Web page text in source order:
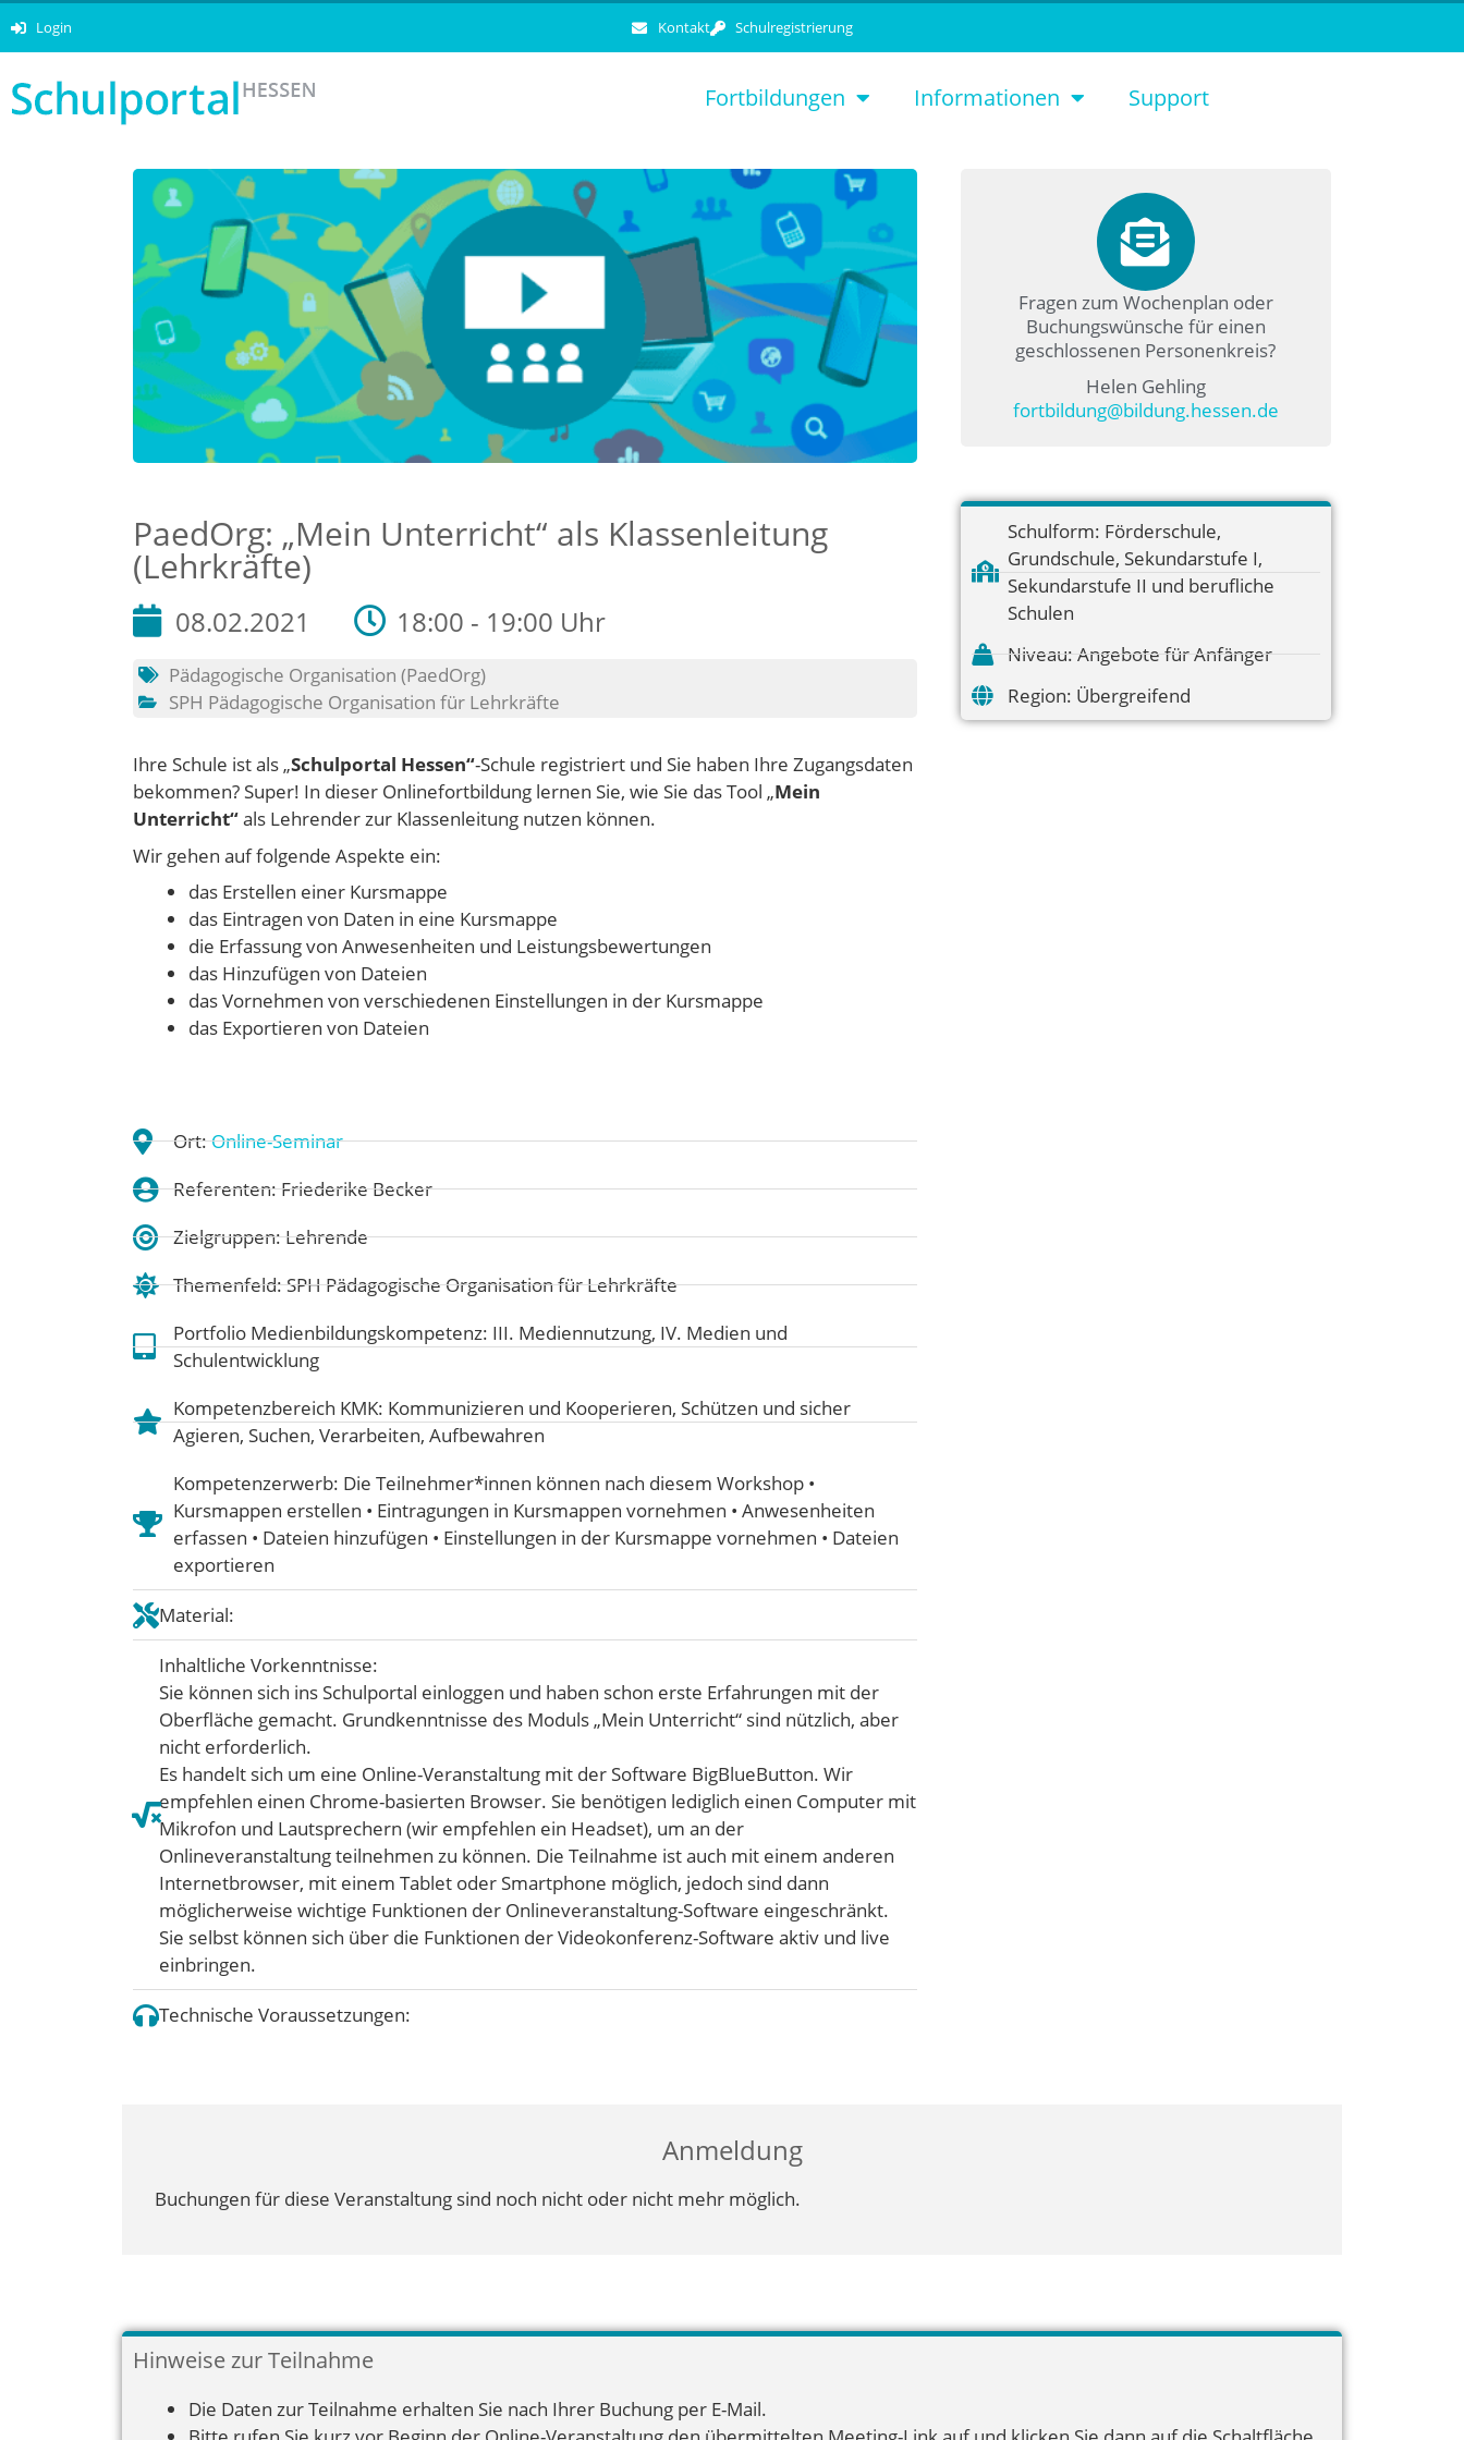
Login Kontakt Schulregistrierung
Fortbildungen Informationen Support
PaedOrg: „Mein Unterricht“ als Klassenleitung
(Lehrkräfte)
08.02.2021 18:00 - 19:00 Uhr
Pädagogische Organisation (PaedOrg)
SPH Pädagogische Organisation für Lehrkräfte
Ihre Schule ist als „Schulportal Hessen“-Schule registriert und Sie haben Ihre Zugangsdaten
bekommen? Super! In dieser Onlinefortbildung lernen Sie, wie Sie das Tool „Mein
Unterricht“als Lehrender zur Klassenleitung nutzen können.
Wir gehen auf folgende Aspekte ein:
das Erstellen einer Kursmappe
das Eintragen von Daten in eine Kursmappe
die Erfassung von Anwesenheiten und Leistungsbewertungen
das Hinzufügen von Dateien
das Vornehmen von verschiedenen Einstellungen in der Kursmappe
das Exportieren von Dateien
Ort:Online-Seminar
Referenten: Friederike Becker
Zielgruppen: Lehrende
Themenfeld:SPH Pädagogische Organisation für Lehrkräfte
Portfolio Medienbildungskompetenz: III. Mediennutzung, IV. Medien und
Schulentwicklung
Kompetenzbereich KMK: Kommunizieren und Kooperieren, Schützen und sicher
Agieren, Suchen, Verarbeiten, Aufbewahren
Kompetenzerwerb: Die Teilnehmer*innen können nach diesem Workshop •
Kursmappen erstellen • Eintragungen in Kursmappen vornehmen • Anwesenheiten
erfassen • Dateien hinzufügen • Einstellungen in der Kursmappe vornehmen • Dateien
exportieren
Material:
Inhaltliche Vorkenntnisse:
Sie können sich ins Schulportal einloggen und haben schon erste Erfahrungen mit der
Oberfläche gemacht. Grundkenntnisse des Moduls „Mein Unterricht“ sind nützlich, aber
nicht erforderlich.
Es handelt sich um eine Online-Veranstaltung mit der Software BigBlueButton. Wir
empfehlen einen Chrome-basierten Browser. Sie benötigen lediglich einen Computer mit
Mikrofon und Lautsprechern (wir empfehlen ein Headset), um an der
Onlineveranstaltung teilnehmen zu können. Die Teilnahme ist auch mit einem anderen
Internetbrowser, mit einem Tablet oder Smartphone möglich, jedoch sind dann
möglicherweise wichtige Funktionen der Onlineveranstaltung-Software eingeschränkt.
Sie selbst können sich über die Funktionen der Videokonferenz-Software aktiv und live
einbringen.
Technische Voraussetzungen:
Fragen zum Wochenplan oder
Buchungswünsche für einen
geschlossenen Personenkreis?
Helen Gehling
fortbildung@bildung.hessen.de
Schulform: Förderschule,
Grundschule, Sekundarstufe I,
Sekundarstufe II und berufliche
Schulen
Niveau: Angebote für Anfänger
Region: Übergreifend
Anmeldung
Buchungen für diese Veranstaltung sind noch nicht oder nicht mehr möglich.
Hinweise zur Teilnahme
Die Daten zur Teilnahme erhalten Sie nach Ihrer Buchung per E-Mail.